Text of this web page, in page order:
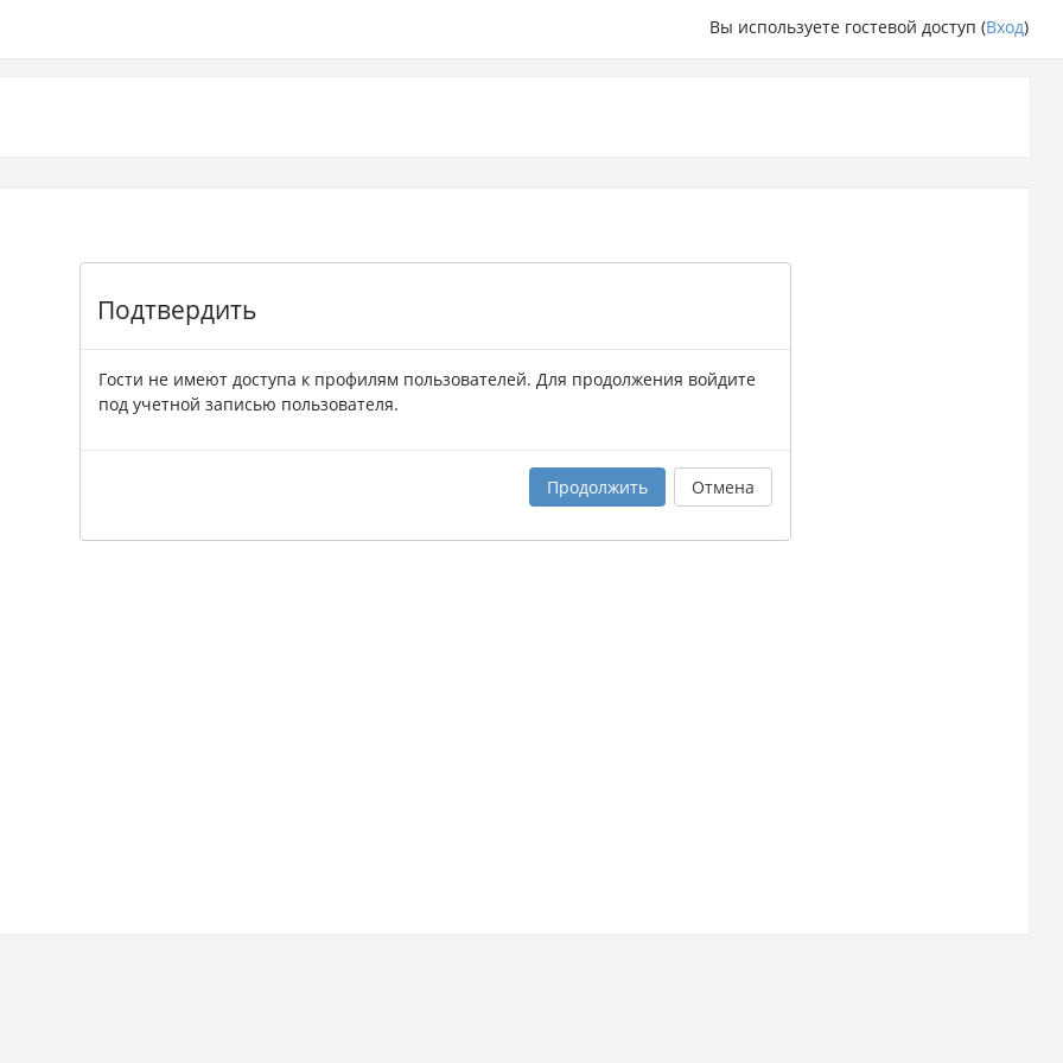
Вы используете гостевой доступ (Вход)
Подтвердить
Гости не имеют доступа к профилям пользователей. Для продолжения войдите
под учетной записью пользователя.
Продолжить Отмена